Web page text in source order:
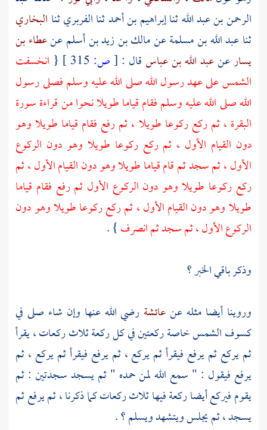
الرحمن بن عبد اللهثناإبراهيم بن أحمدثناالفربريثنا البخاري
ثناعبد الله بن مسلمةعنمالك بن زيد بن أسلمعنعطاء بن
يسارعنعبد الله بن عباسقال : [ص: { انخسفت
الشمس على عهد رسول الله صلى الله عليه وسلم فصلى رسول
الله صلى الله عليه وسلم فقام قياما طويلا نحوا من قراءة سورة
البقرة ، ثم ركع ركوعا طويلا ، ثم رفع فقام قياما طويلا وهو
دون القيام الأول ، ثم ركع ركوعا طويلا وهو دون الركوع
الأول ، ثم سجد ثم قام قياما طويلا وهو دون القيام الأول ، ثم
ركع ركوعا طويلا وهو دون الركوع الأول ثم رفع فقام قياما
طويلا وهو دون القيام الأول ، ثم ركع ركوعا طويلا وهو دون
الركوع الأول ، ثم سجد ثم انصرف} .
وذكر باقي الخبر ؟
وروينا أيضا مثله عنعائشة رضي الله عنها وإن شاء صلى في
كسوف الشمس خاصة ركعتين في كل ركعة ثلاث ركعات ، يقرأ
ثم يركع ثم يرفع فيقرأ ثم يركع ، ثم يرفع فيقرأ ثم يركع ، ثم
يرفع فيقول : " سمع الله لمن حمده " ثم يسجد سجدتين : ثم
يقوم فيركع أيضا ركعة فيها ثلاث ركعات كما ذكرنا ، ثم يرفع ثم
يسجد ، ثم يجلس ويتشهد ويسلم ؟ .